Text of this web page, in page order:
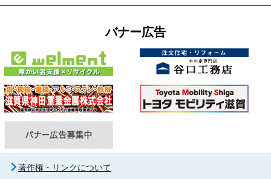
バナー広告
著作権・リンクについて